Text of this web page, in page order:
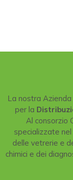
La nostra
per la
Al consorzio
specializzate
delle vetrerie e
chimici e dei